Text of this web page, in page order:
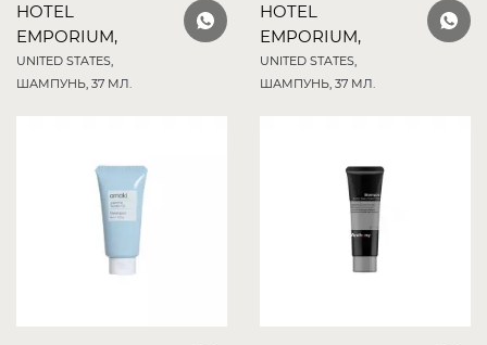
HOTEL
EMPORIUM,
UNITED STATES,
ШАМПУНЬ, 37 МЛ.
HOTEL
EMPORIUM,
UNITED STATES,
ШАМПУНЬ, 37 МЛ.